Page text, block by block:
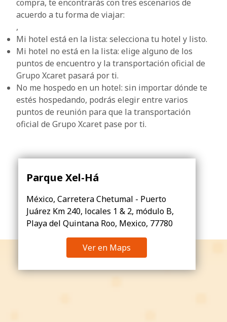
compra, te encontrarás con tres escenarios de
acuerdo a tu forma de viajar:
,
Mi hotel está en la lista: selecciona tu hotel y listo.
Mi hotel no está en la lista: elige alguno de los
puntos de encuentro y la transportación oficial de
Grupo Xcaret pasará por ti.
No me hospedo en un hotel: sin importar dónde te
estés hospedando, podrás elegir entre varios
puntos de reunión para que la transportación
oficial de Grupo Xcaret pase por ti.
Parque Xel-Há
México, Carretera Chetumal - Puerto
Juárez Km 240, locales 1 & 2, módulo B,
Playa del Quintana Roo, Mexico, 77780
Ver en Maps